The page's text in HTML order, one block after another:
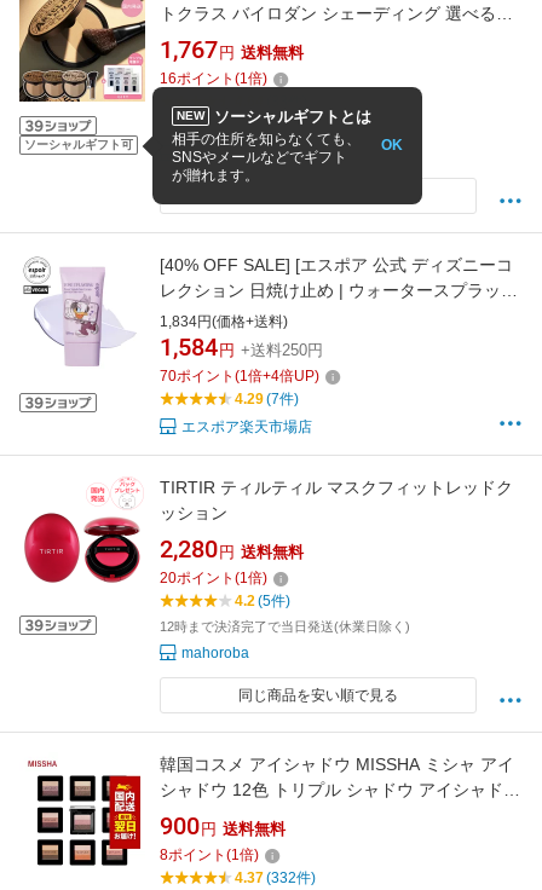
ソーシャルギフト可
トクラス バイロダン シェーディング 選べる
01.クラシック 1.5 .ニュートラル 02.モダン ブ
ルベ イエベ 韓国 コスメ トゥークールフォース
クール 化粧品 国内発送 送料無料【ブラシ付
き】
1,767 円 送料無料
16ポイント (1倍)
3営業日以内に発送(店舗休業日を除く)
Hanbist
[40% OFF SALE] [エスポア 公式 ディズニーコ
レクション 日焼け止め | ウォータースプラッシ
ュサンクリーム セラミド&トーンアップラステ
ィング SPF50+ PA++++ | 韓国 顔 体 UVカット
スキンケア UV下地 化粧下地 保湿 さっぱり ツ
ヤ肌 サラサラ 韓国コスメ
1,834円(価格+送料)
1,584 円 +送料250円
70ポイント (1倍+4倍UP)
4.29(7件)
エスポア楽天市場店
TIRTIR ティルティル マスクフィットレッドク
ッション
2,280 円 送料無料
20ポイント (1倍)
4.2(5件)
12時まで決済完了で当日発送(休業日除く)
mahoroba
同じ商品を安い順で見る
韓国コスメ アイシャドウ MISSHA ミシャ アイ
シャドウ 12色 トリプル シャドウ アイシャドウ
プチプラ
900 円 送料無料
8ポイント (1倍)
4.37(332件)
NEW ソーシャルギフトとは
相手の住所を知らなくても、
SNSやメールなどでギフト
が贈れます。
OK